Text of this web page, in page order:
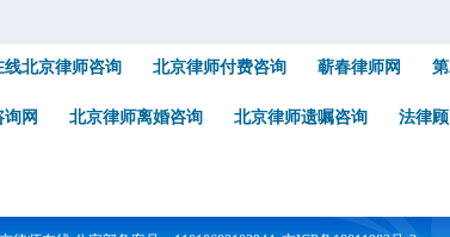
线北京律师咨询 北京律师付费咨询 蕲春律师网
网 北京律师离婚咨询 北京律师遗嘱咨询 法律